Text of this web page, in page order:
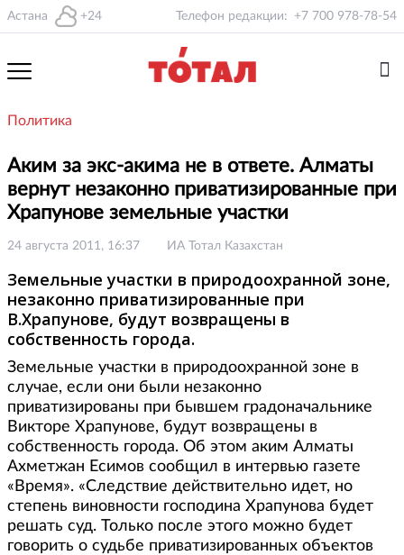
Астана +24 Телефон редакции: +7 700 978-78-54
Политика
Аким за экс-акима не в ответе. Алматы
вернут незаконно приватизированные при
Храпунове земельные участки
24 августа 2011, 16:37 ИА Тотал Казахстан
Земельные участки в природоохранной зоне,
незаконно приватизированные при
В.Храпунове, будут возвращены в
собственность города.
Земельные участки в природоохранной зоне в
случае, если они были незаконно
приватизированы при бывшем градоначальнике
Викторе Храпунове, будут возвращены в
собственность города. Об этом аким Алматы
Ахметжан Есимов сообщил в интервью газете
«Время». «Следствие действительно идет, но
степень виновности господина Храпунова будет
решать суд. Только после этого можно будет
говорить о судьбе приватизированных объектов